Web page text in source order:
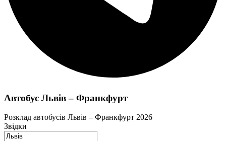
Автобус Львів – Франкфурт
Розклад автобусів Львів – Франкфурт 2026
Звідки